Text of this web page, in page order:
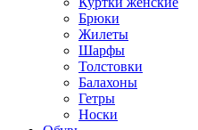
Брюки
Жилеты
Шарфы
Толстовки
Балахоны
Гетры
Носки